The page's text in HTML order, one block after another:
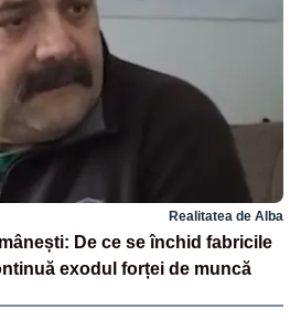
Realitatea de Alba
De ce se închid fabricile
exodul forței de muncă